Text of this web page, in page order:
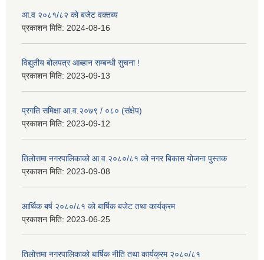
आ.व २०८१/८२ को बजेट वक्तब्य
प्रकाशन मिति: 2024-08-16
विद्युतीय बोलपत्र आब्हान सम्बन्धी सुचना !
प्रकाशन मिति: 2023-09-13
प्रगति समिक्षा आ.व.२०७९ / ०८० (संक्षेप)
प्रकाशन मिति: 2023-09-12
तिलोत्तमा नगरपालिकाको आ.व.२०८०/८१ को नगर बिकास योजना पुस्तक
प्रकाशन मिति: 2023-09-08
आर्थिक बर्ष २०८०/८१ को बार्षिक बजेट तथा कार्यक्रम
प्रकाशन मिति: 2023-06-25
तिलोत्तमा नगरपालिकाको बार्षिक नीति तथा कार्यक्रम २०८०/८१